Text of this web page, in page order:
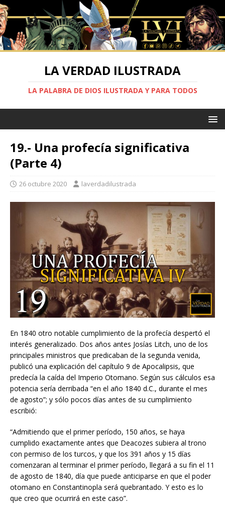
LA VERDAD ILUSTRADA
LA PALABRA DE DIOS ILUSTRADA Y PARA TODOS
19.- Una profecía significativa
(Parte 4)
26 octubre 2020 laverdadilustrada
En 1840 otro notable cumplimiento de la profecía despertó el
interés generalizado. Dos años antes Josías Litch, uno de los
principales ministros que predicaban de la segunda venida,
publicó una explicación del capítulo 9 de Apocalipsis, que
predecía la caída del Imperio Otomano. Según sus cálculos esa
potencia sería derribada “en el año 1840 d.C., durante el mes
de agosto”; y sólo pocos días antes de su cumplimiento
escribió:
“Admitiendo que el primer período, 150 años, se haya
cumplido exactamente antes que Deacozes subiera al trono
con permiso de los turcos, y que los 391 años y 15 días
comenzaran al terminar el primer período, llegará a su fin el 11
de agosto de 1840, día que puede anticiparse en que el poder
otomano en Constantinopla será quebrantado. Y esto es lo
que creo que ocurrirá en este caso”.